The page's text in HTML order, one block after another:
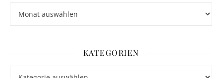
KATEGORIEN